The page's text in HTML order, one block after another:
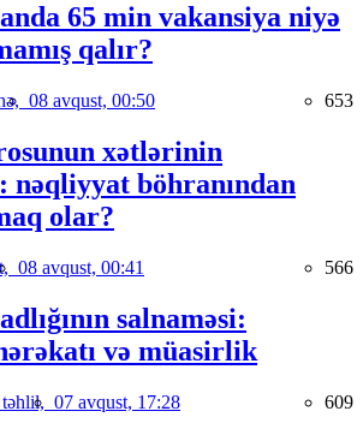
65 min vakansiya niyə
qalır?
08 avqust, 00:50 653
xətlərinin
nəqliyyat böhranından
olar?
08 avqust, 00:41 566
salnaməsi:
və müasirlik
təhlil, 07 avqust, 17:28 609